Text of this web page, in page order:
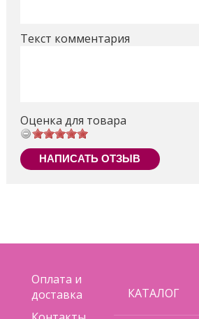
Текст комментария
Оценка для товара
НАПИСАТЬ ОТЗЫВ
Оплата и
доставка
КАТАЛОГ